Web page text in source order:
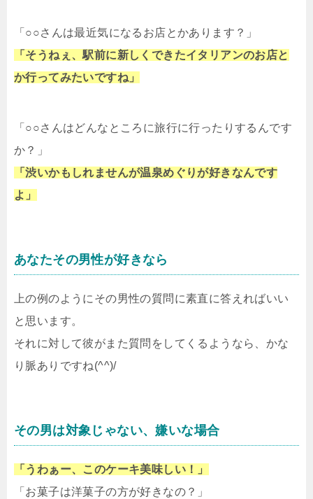
「○○さんは最近気になるお店とかあります？」
「そうねぇ、駅前に新しくできたイタリアンのお店と
か行ってみたいですね」
「○○さんはどんなところに旅行に行ったりするんです
か？」
「渋いかもしれませんが温泉めぐりが好きなんです
よ」
あなたその男性が好きなら
上の例のようにその男性の質問に素直に答えればいい
と思います。
それに対して彼がまた質問をしてくるようなら、かな
り脈ありですね(^^)/
その男は対象じゃない、嫌いな場合
「うわぁー、このケーキ美味しい！」
「お菓子は洋菓子の方が好きなの？」